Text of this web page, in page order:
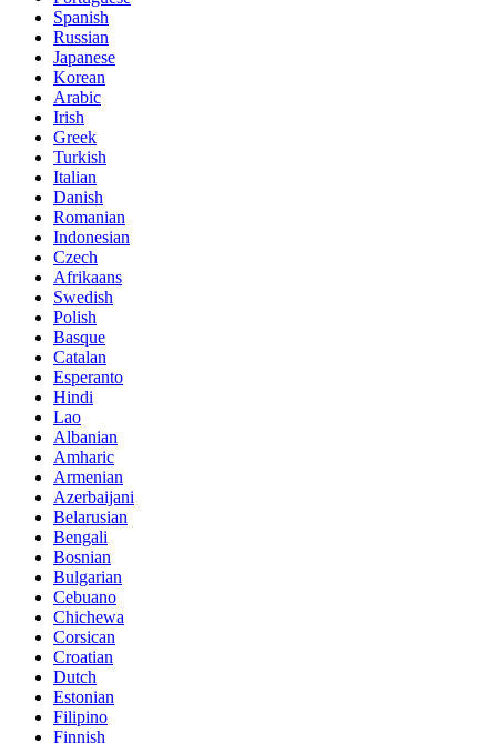
Spanish
Russian
Japanese
Korean
Arabic
Irish
Greek
Turkish
Italian
Danish
Romanian
Indonesian
Czech
Afrikaans
Swedish
Polish
Basque
Catalan
Esperanto
Hindi
Lao
Albanian
Amharic
Armenian
Azerbaijani
Belarusian
Bengali
Bosnian
Bulgarian
Cebuano
Chichewa
Corsican
Croatian
Dutch
Estonian
Filipino
Finnish